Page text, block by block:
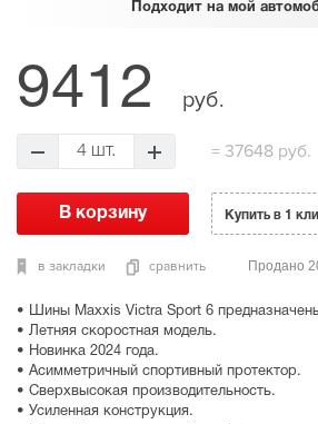
Подходит на мой
• Шины Maxxis Victra Sport 6
• Летняя скоростная модель.
• Новинка 2024 года.
• Асимметричный спортивный протектор.
• Сверхвысокая производительность.
• Усиленная конструкция.
9412 руб.
4 шт. = 37648 руб.
в закладки сравнить
Купить в 1
Продано